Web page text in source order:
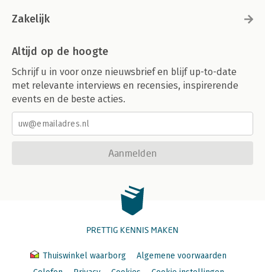
Zakelijk
Altijd op de hoogte
Schrijf u in voor onze nieuwsbrief en blijf up-to-date
met relevante interviews en recensies, inspirerende
events en de beste acties.
Aanmelden
PRETTIG KENNIS MAKEN
Thuiswinkel waarborg
Algemene voorwaarden